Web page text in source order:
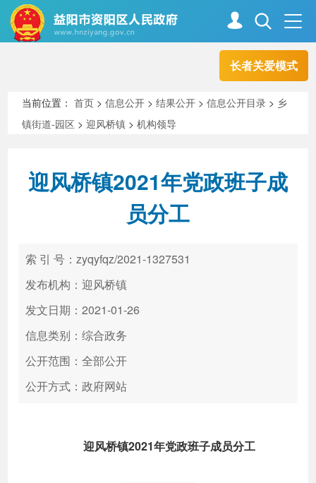
长者关爱模式
走进资阳
新闻中心 解读回应
政务服务
高效办成一件事
当前位置：首页 >信息公开 >结果公开 >信息公开目录 > 乡
镇街道-园区 >迎风桥镇 >机构领导
迎风桥镇2021年党政班子成
员分工
索 引 号：zyqyfqz/2021-1327531
发布机构：迎风桥镇
发文日期：2021-01-26
信息类别：综合政务
公开范围：全部公开
公开方式：政府网站
迎风桥镇2021年党政班子成员分工